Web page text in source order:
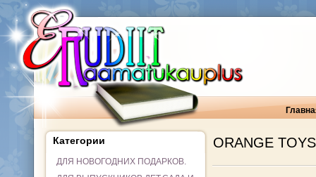
Категории
ДЛЯ НОВОГОДНИХ ПОДАРКОВ.
ORANGE TOYS